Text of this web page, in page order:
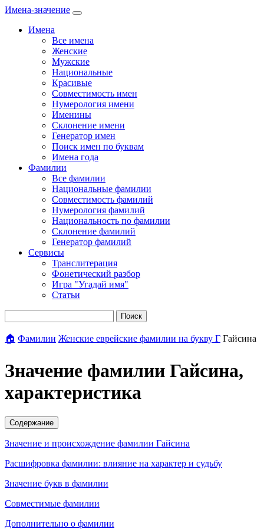
Имена-значение
Имена
Все имена
Женские
Мужские
Национальные
Красивые
Совместимость имен
Нумерология имени
Именины
Склонение имени
Генератор имен
Поиск имен по буквам
Имена года
Фамилии
Все фамилии
Национальные фамилии
Совместимость фамилий
Нумерология фамилий
Национальность по фамилии
Склонение фамилий
Генератор фамилий
Сервисы
Транслитерация
Фонетический разбор
Игра "Угадай имя"
Статьи
Поиск
🏠 Фамилии Женские еврейские фамилии на букву Г Гайсина
Значение фамилии Гайсина,
характеристика
Содержание
Значение и происхождение фамилии Гайсина
Расшифровка фамилии: влияние на характер и судьбу
Значение букв в фамилии
Совместимые фамилии
Дополнительно о фамилии